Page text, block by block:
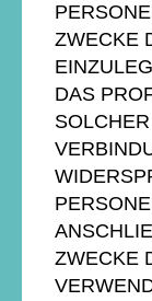
ZWECKE
DAS
ZWECKE